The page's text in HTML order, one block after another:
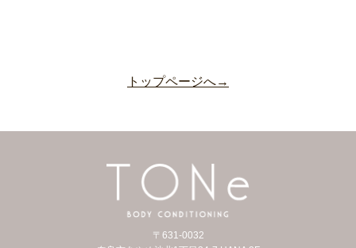
トップページへ→
〒631-0032